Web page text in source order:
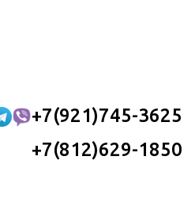
+7(921)745-3625
+7(812)629-1850